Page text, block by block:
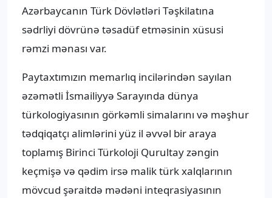
Azərbaycanın Türk Dövlətləri Təşkilatına
sədrliyi dövrünə təsadüf etməsinin xüsusi
rəmzi mənası var.
Paytaxtımızın memarlıq incilərindən sayılan
əzəmətli İsmailiyyə Sarayında dünya
türkologiyasının görkəmli simalarını və məşhur
tədqiqatçı alimlərini yüz il əvvəl bir araya
toplamış Birinci Türkoloji Qurultay zəngin
keçmişə və qədim irsə malik türk xalqlarının
mövcud şəraitdə mədəni inteqrasiyasının